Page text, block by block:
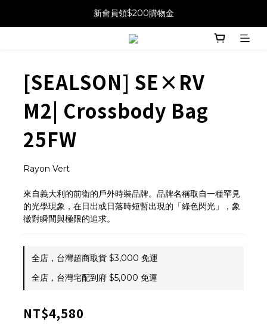
新會員領$200購物金
[SEALSON] SE×RV
M2| Crossbody Bag
25FW
Rayon Vert
來自義大利的前衛的戶外時裝品牌。品牌名稱取自一種罕見
的光學現象，在日出或日落時短暫出現的「綠色閃光」，象
徵對瞬間與極限的追求。
全店，台灣超商取貨 $3,000 免運
全店，台灣宅配到府 $5,000 免運
NT$4,580